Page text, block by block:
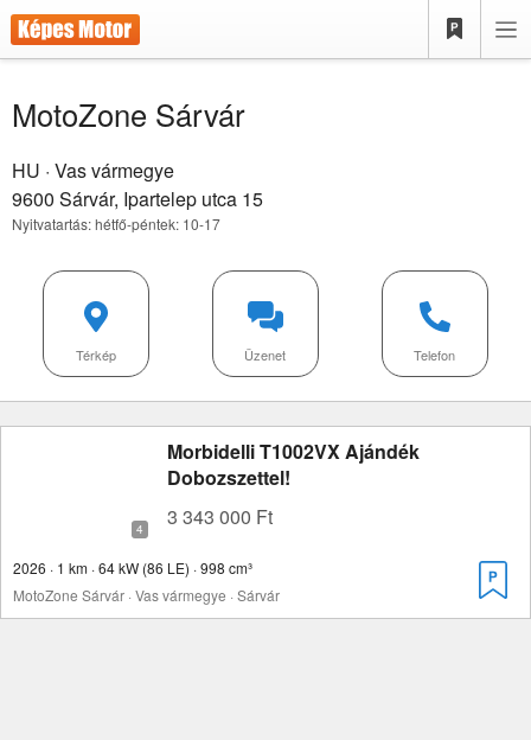
MotoZone Sárvár
HU · Vas vármegye
9600 Sárvár, Ipartelep utca 15
Nyitvatartás: hétfő-péntek: 10-17
Telefon
Üzenet
Térkép
Morbidelli T1002VX Ajándék
Dobozszettel!
3 343 000 Ft
2026 · 1 km · 64 kW (86 LE) · 998 cm³
MotoZone Sárvár · Vas vármegye · Sárvár